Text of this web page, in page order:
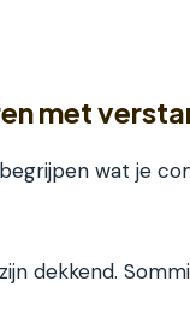
met
wat je
dekkend.